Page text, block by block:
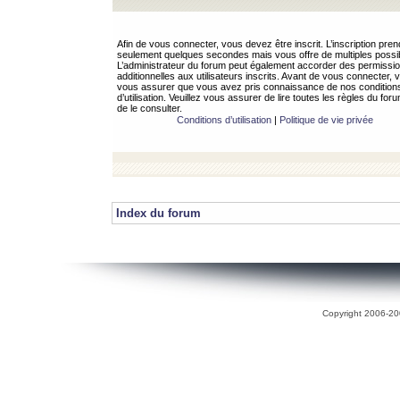
Afin de vous connecter, vous devez être inscrit. L’inscription
seulement quelques secondes mais vous offre de multiples
L’administrateur du forum peut également accorder des
additionnelles aux utilisateurs inscrits. Avant de vous connecter,
vous assurer que vous avez pris connaissance de nos
d’utilisation. Veuillez vous assurer de lire toutes les règles du
de le consulter.
Conditions d’utilisation| Politique de vie privée
Index du forum
Copyright 2006-